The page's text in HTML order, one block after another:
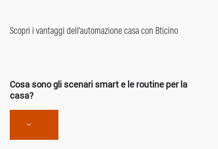
Scopri i vantaggi dell'automazione casa con Bticino
Cosa sono gli scenari smart e le routine per la
casa?